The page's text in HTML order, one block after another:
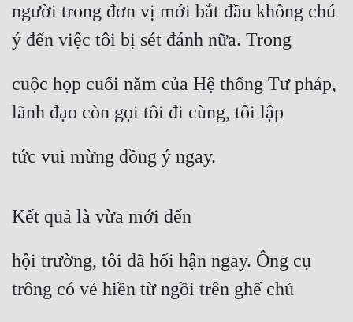
Cung Đấu
Cạnh Kỹ
Cổ Tiên Hiệp
Dã Sử
Dị Năng
người trong đơn vị mới bắt đầu không chú
ý đến việc tôi bị sét đánh nữa. Trong
cuộc họp cuối năm của Hệ thống Tư pháp,
lãnh đạo còn gọi tôi đi cùng, tôi lập
tức vui mừng đồng ý ngay.
Kết quả là vừa mới đến
hội trường, tôi đã hối hận ngay. Ông cụ
trông có vẻ hiền từ ngồi trên ghế chủ